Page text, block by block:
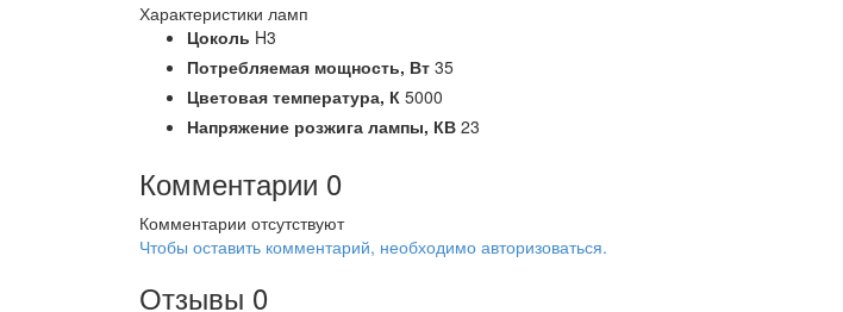
Характеристики ламп
Цоколь H3
Потребляемая мощность, Вт 35
Цветовая температура, К 5000
Напряжение розжига лампы, КВ 23
Комментарии 0
Комментарии отсутствуют
Чтобы оставить комментарий, необходимо авторизоваться.
Отзывы 0